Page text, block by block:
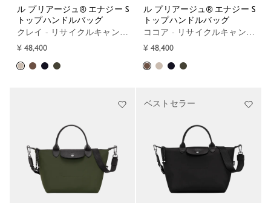
ル プリアージュ® エナジー S
トップハンドルバッグ
クレイ - リサイクルキャンバス
¥ 48,400
ル プリアージュ® エナジー S
トップハンドルバッグ
ココア - リサイクルキャンバス
¥ 48,400
ベストセラー